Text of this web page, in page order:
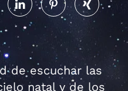
de escuchar las
natal y de los